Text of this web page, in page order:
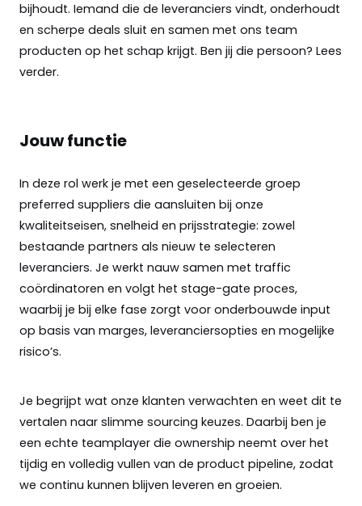
bijhoudt. Iemand die de leveranciers vindt, onderhoudt
en scherpe deals sluit en samen met ons team
producten op het schap krijgt. Ben jij die persoon? Lees
verder.
Jouw functie
In deze rol werk je met een geselecteerde groep
preferred suppliers die aansluiten bij onze
kwaliteitseisen, snelheid en prijsstrategie: zowel
bestaande partners als nieuw te selecteren
leveranciers. Je werkt nauw samen met traffic
coördinatoren en volgt het stage-gate proces,
waarbij je bij elke fase zorgt voor onderbouwde input
op basis van marges, leveranciersopties en mogelijke
risico’s.
Je begrijpt wat onze klanten verwachten en weet dit te
vertalen naar slimme sourcing keuzes. Daarbij ben je
een echte teamplayer die ownership neemt over het
tijdig en volledig vullen van de product pipeline, zodat
we continu kunnen blijven leveren en groeien.